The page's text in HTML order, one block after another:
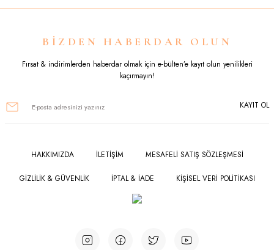
Ürün resmi kalitesiz, bozuk veya görüntülenemiyor.
Ürün açıklamasında eksik bilgiler bulunuyor.
Ürün fiyatı diğer sitelerden daha pahalı.
BİZDEN HABERDAR OLUN
Fırsat & indirimlerden haberdar olmak için e-bülten’e kayıt olun yenilikleri
kaçırmayın!
KAYIT OL
HAKKIMIZDA İLETİŞİM MESAFELİ SATIŞ SÖZLEŞMESİ
GİZLİLİK & GÜVENLİK İPTAL & İADE KİŞİSEL VERİ POLİTİKASI